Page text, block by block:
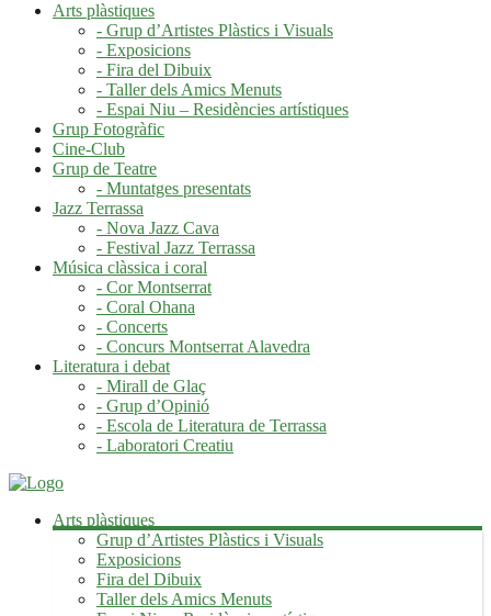
Arts plàstiques
- Grup d’Artistes Plàstics i Visuals
- Exposicions
- Fira del Dibuix
- Taller dels Amics Menuts
- Espai Niu – Residències artístiques
Grup Fotogràfic
Cine-Club
Grup de Teatre
- Muntatges presentats
Jazz Terrassa
- Nova Jazz Cava
- Festival Jazz Terrassa
Música clàssica i coral
- Cor Montserrat
- Coral Ohana
- Concerts
- Concurs Montserrat Alavedra
Literatura i debat
- Mirall de Glaç
- Grup d’Opinió
- Escola de Literatura de Terrassa
- Laboratori Creatiu
Arts plàstiques
Grup d’Artistes Plàstics i Visuals
Exposicions
Fira del Dibuix
Taller dels Amics Menuts